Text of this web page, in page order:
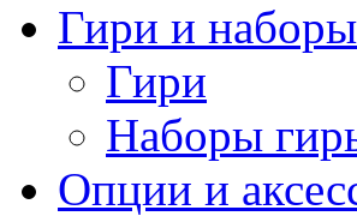
Гири и
Гири
Наборы
Опции и